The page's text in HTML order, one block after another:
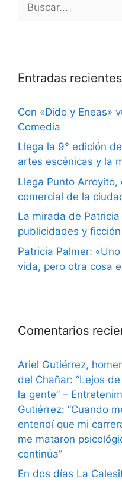
Entradas recientes
Con «Dido y Eneas»
Comedia
Llega la 9° edición
artes escénicas y la
Llega Punto
comercial de la
La mirada de
publicidades y ficción
Patricia Palmer:
vida, pero otra cosa
Comentarios
Ariel Gutiérrez,
del Chañar: “Lejos
la gente” –
Gutiérrez: “Cuando
entendí que mi
me mataron
continúa”
En dos días La